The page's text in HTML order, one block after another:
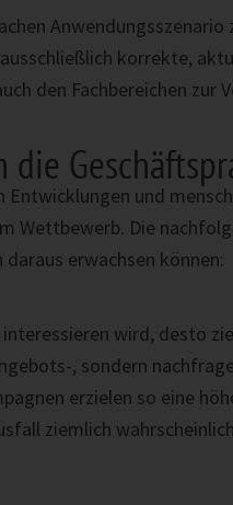
Anwendungsszenario
korrekte,
den Fachbereichen zur
und
Wettbewerb. Die
erwachsen können:
wird, desto
, sondern
erzielen so eine
ziemlich